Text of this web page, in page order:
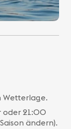
Wetterlage.
oder 21:00
ändern).